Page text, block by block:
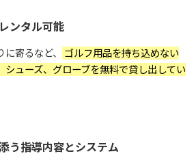
ンタル可能
寄るなど、
ゴルフ用品を持ち込めない
シューズ、グローブを無料で貸し出してい
う指導内容とシステム